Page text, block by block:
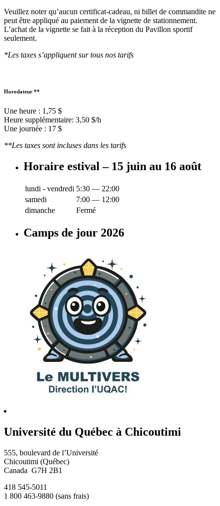
Veuillez noter qu’aucun certificat-cadeau, ni billet de commandite ne
peut être appliqué au paiement de la vignette de stationnement.
L’achat de la vignette se fait à la réception du Pavillon sportif
seulement.
*Les taxes s’appliquent sur tous nos tarifs
Horodateur **
Une heure : 1,75 $
Heure supplémentaire: 3,50 $/h
Une journée : 17 $
**Les taxes sont incluses dans les tarifs
Horaire estival – 15 juin au 16 août
lundi - vendredi 5:30 — 22:00
samedi
7:00 — 12:00
dimanche
Fermé
Camps de jour 2026
Université du Québec à Chicoutimi
555, boulevard de l’Université
Chicoutimi (Québec)
Canada G7H 2B1
418 545-5011
1 800 463-9880 (sans frais)